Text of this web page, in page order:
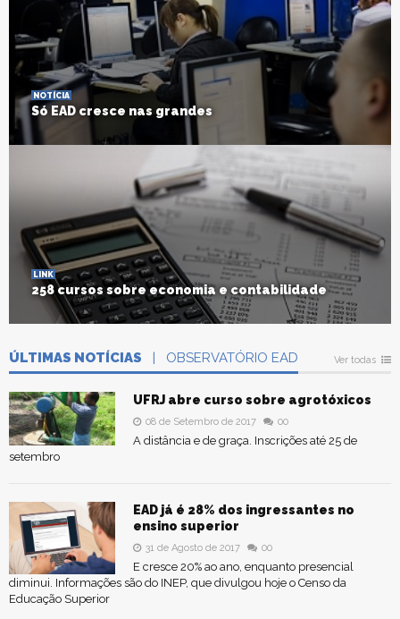
NOTÍCIA
Só EAD cresce nas grandes
LINK
258 cursos sobre economia e contabilidade
ÚLTIMAS NOTÍCIAS | OBSERVATÓRIO EAD Ver todas
UFRJ abre curso sobre agrotóxicos
08 de Setembro de 2017 00
A distância e de graça. Inscrições até 25 de
setembro
EAD já é 28% dos ingressantes no
ensino superior
31 de Agosto de 2017 00
E cresce 20% ao ano, enquanto presencial
diminui. Informações são do INEP, que divulgou hoje o Censo da
Educação Superior